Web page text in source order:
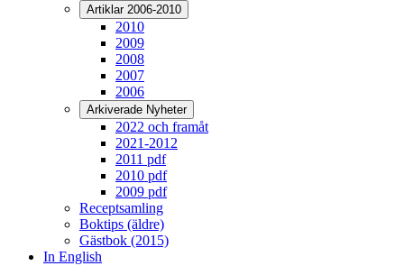
Artiklar 2006-2010
2010
2009
2008
2007
2006
Arkiverade Nyheter
2022 och framåt
2021-2012
2011 pdf
2010 pdf
2009 pdf
Receptsamling
Boktips (äldre)
Gästbok (2015)
In English